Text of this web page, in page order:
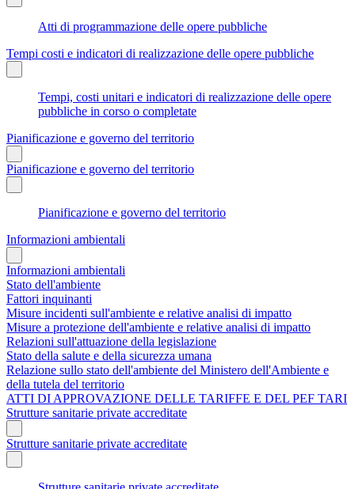
Atti di programmazione delle opere pubbliche
Tempi costi e indicatori di realizzazione delle opere pubbliche
Tempi, costi unitari e indicatori di realizzazione delle opere
pubbliche in corso o completate
Pianificazione e governo del territorio
Pianificazione e governo del territorio
Pianificazione e governo del territorio
Informazioni ambientali
Informazioni ambientali
Stato dell'ambiente
Fattori inquinanti
Misure incidenti sull'ambiente e relative analisi di impatto
Misure a protezione dell'ambiente e relative analisi di impatto
Relazioni sull'attuazione della legislazione
Stato della salute e della sicurezza umana
Relazione sullo stato dell'ambiente del Ministero dell'Ambiente e
della tutela del territorio
ATTI DI APPROVAZIONE DELLE TARIFFE E DEL PEF TARI
Strutture sanitarie private accreditate
Strutture sanitarie private accreditate